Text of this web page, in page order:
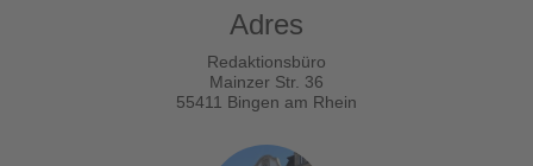
Adres
Redaktionsbüro
Mainzer Str. 36
55411 Bingen am Rhein